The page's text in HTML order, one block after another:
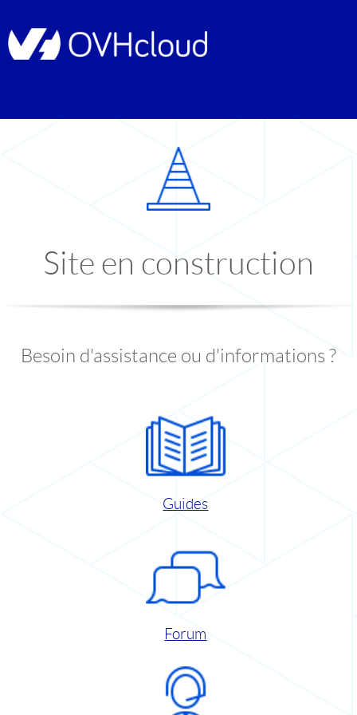
Site en construction
Besoin d'assistance ou d'informations ?
Guides
Forum